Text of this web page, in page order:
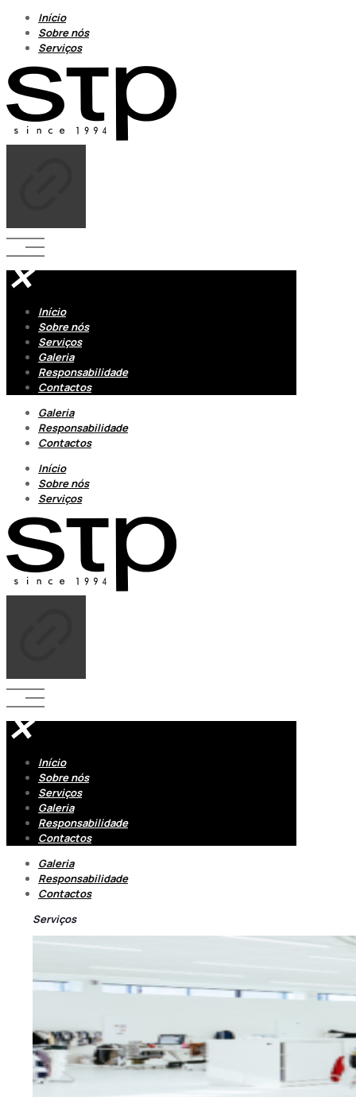
Início
Sobre nós
Serviços
✕
Início
Sobre nós
Serviços
Galeria
Responsabilidade
Contactos
Galeria
Responsabilidade
Contactos
Início
Sobre nós
Serviços
✕
Início
Sobre nós
Serviços
Galeria
Responsabilidade
Contactos
Galeria
Responsabilidade
Contactos
Serviços